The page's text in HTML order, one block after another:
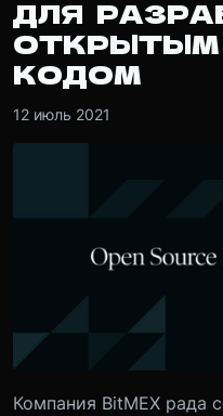
ДЛЯ
КОДОМ
12 июль 2021
Компания BitMEX рада